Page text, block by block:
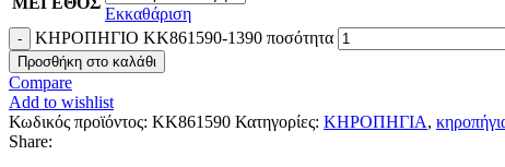
Εκκαθάριση
ΚΗΡΟΠΗΓΙΟ KK861590-1390 ποσότητα
Προσθήκη στο καλάθι
Compare
Add to wishlist
Κωδικός προϊόντος: KK861590 Κατηγορίες: ΚΗΡΟΠΗΓΙΑ,
Share: